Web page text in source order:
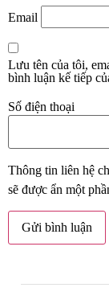
Email
Lưu tên của tôi,
bình luận kế tiếp
Số điện thoại
Thông tin liên hệ
sẽ được ẩn một